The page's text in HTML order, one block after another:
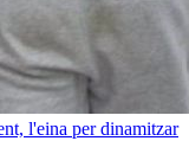
l'eina per dinamitzar